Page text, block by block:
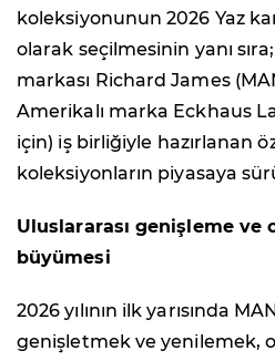
koleksiyonunun 2026 Yaz
olarak seçilmesinin yanı
markası Richard James
Amerikalı marka Eckhaus
için) iş birliğiyle hazırlanan
koleksiyonların piyasaya
Uluslararası genişleme ve
büyümesi
2026 yılının ilk yarısında
genişletmek ve yenilemek,